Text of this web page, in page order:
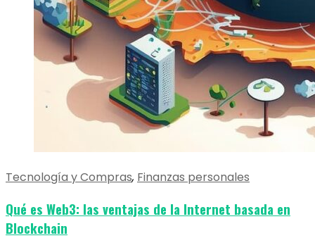
Tecnología y Compras, Finanzas personales
Qué es Web3: las ventajas de la Internet basada en
Blockchain